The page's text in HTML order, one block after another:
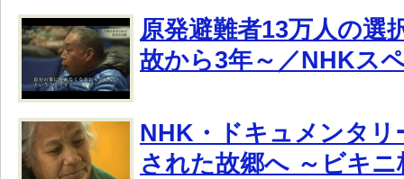
原発避難者13万人の選
故から3年～／NHKス
NHK・ドキュメンタリ
された故郷へ ～ビキニ